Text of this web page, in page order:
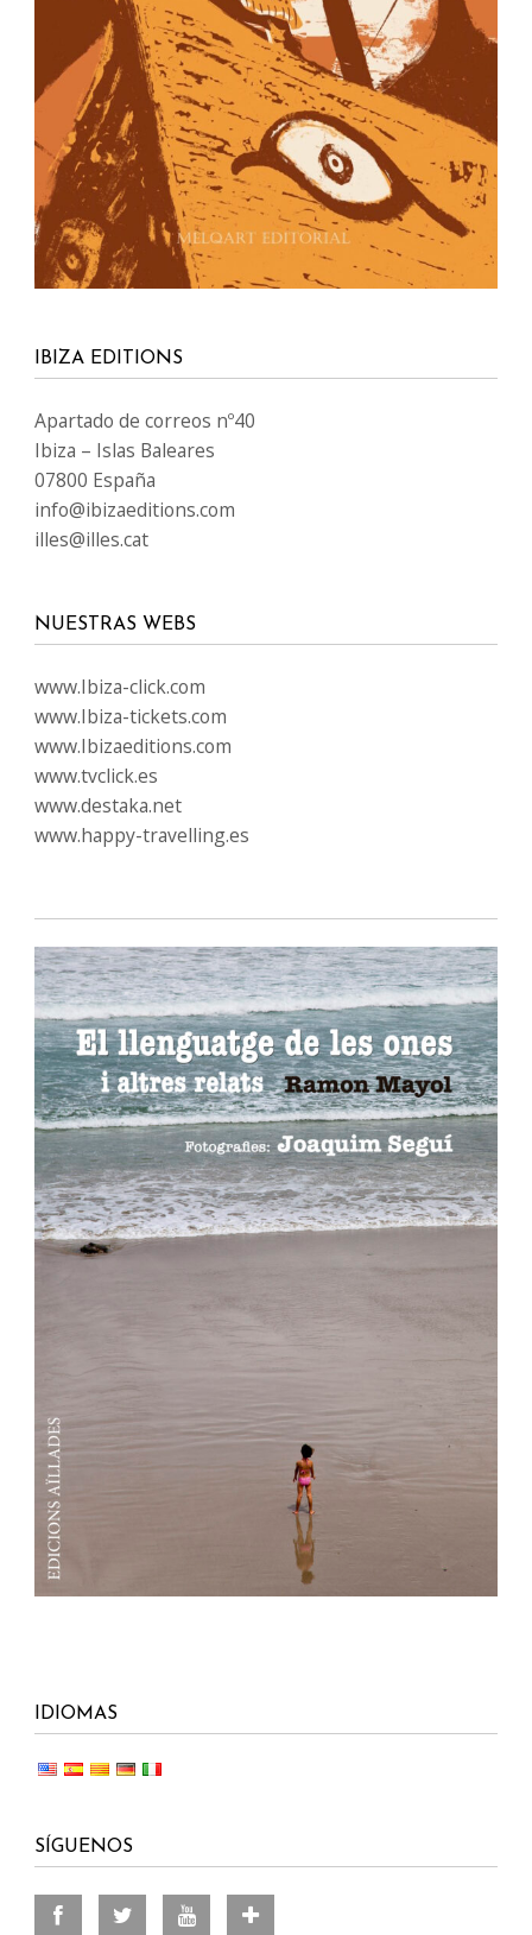
IBIZA EDITIONS
Apartado de correos nº40
Ibiza – Islas Baleares
07800 España
info@ibizaeditions.com
illes@illes.cat
NUESTRAS WEBS
www.Ibiza-click.com
www.Ibiza-tickets.com
www.Ibizaeditions.com
www.tvclick.es
www.destaka.net
www.happy-travelling.es
IDIOMAS
SÍGUENOS